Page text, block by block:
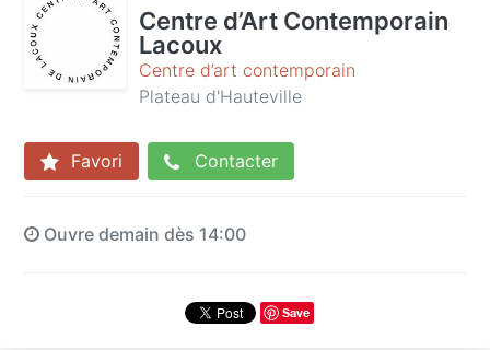
Centre d’Art Contemporain
Lacoux
Centre d’art contemporain
Plateau d'Hauteville
Favori Contacter
Ouvre demain dès 14:00
Save